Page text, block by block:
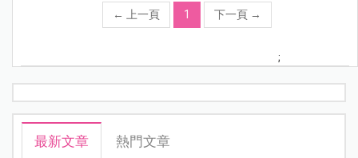
← 上一頁 1 下一頁 →
;
最新文章 熱門文章